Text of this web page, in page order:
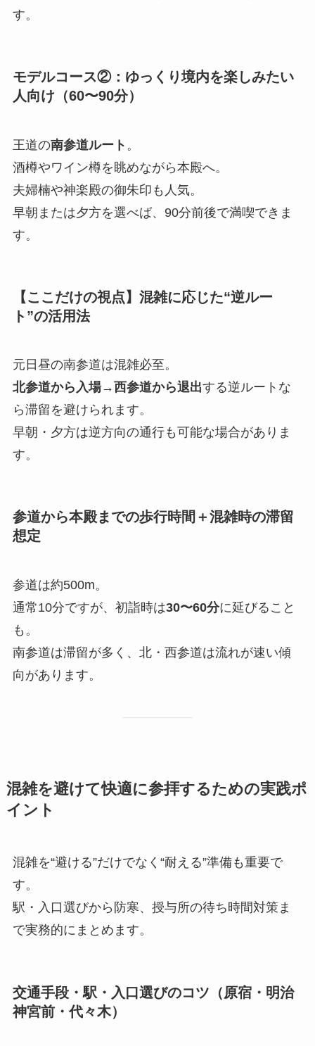
す。
モデルコース②：ゆっくり境内を楽しみたい
人向け（60〜90分）
王道の南参道ルート 。
酒樽やワイン樽を眺めながら本殿へ。
夫婦楠や神楽殿の御朱印も人気。
早朝または夕方を選べば、90分前後で満喫できま
す。
【ここだけの視点】混雑に応じた“逆ルー
ト”の活用法
元日昼の南参道は混雑必至。
北参道から入場→西参道から退出する逆ルートな
ら滞留を避けられます。
早朝・夕方は逆方向の通行も可能な場合がありま
す。
参道から本殿までの歩行時間＋混雑時の滞留
想定
参道は約500m。
通常10分ですが、初詣時は30〜60分に延びること
も。
南参道は滞留が多く、北・西参道は流れが速い傾
向があります。
混雑を避けて快適に参拝するための実践ポ
イント
混雑を“避ける”だけでなく“耐える”準備も重要で
す。
駅・入口選びから防寒、授与所の待ち時間対策ま
で実務的にまとめます。
交通手段・駅・入口選びのコツ（原宿・明治
神宮前・代々木）